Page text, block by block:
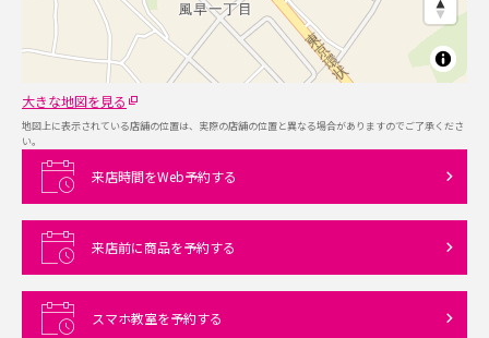
大きな地図を見る
地図上に表示されている店舗の位置は、実際の店舗の位置と異なる場合がありますのでご了承くださ
い。
来店時間をWeb予約する
来店前に商品を予約する
スマホ教室を予約する